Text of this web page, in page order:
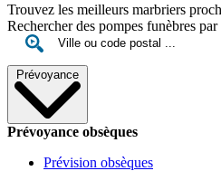
Trouvez les meilleurs marbriers
Rechercher des pompes funèbres
Prévoyance
Prévoyance obsèques
Prévision obsèques